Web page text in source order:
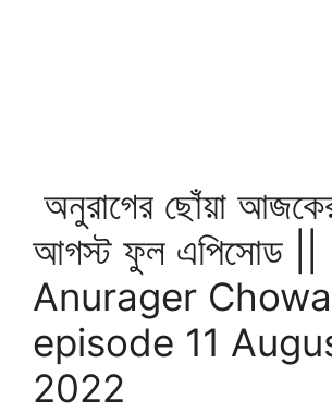
অনুরাগের ছোঁয়া
আগস্ট ফুল এপিসোড ||
Anurager
episode 11
2022